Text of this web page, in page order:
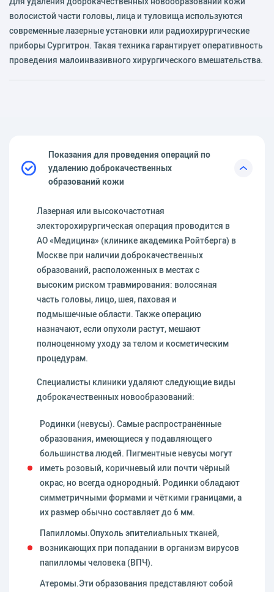
волосистой части головы, лица и туловища используются
современные лазерные установки или радиохирургические
приборы Сургитрон. Такая техника гарантирует оперативность
проведения малоинвазивного хирургического вмешательства.
Показания для проведения операций по
удалению доброкачественных
образований кожи
Лазерная или высокочастотная
электорохирургическая операция проводится в
АО «Медицина» (клинике академика Ройтберга) в
Москве при наличии доброкачественных
образований, расположенных в местах с
высоким риском травмирования: волосяная
часть головы, лицо, шея, паховая и
подмышечные области. Также операцию
назначают, если опухоли растут, мешают
полноценному уходу за телом и косметическим
процедурам.
Специалисты клиники удаляют следующие виды
доброкачественных новообразований:
Родинки (невусы). Самые распространённые
образования, имеющиеся у подавляющего
большинства людей. Пигментные невусы могут
иметь розовый, коричневый или почти чёрный
окрас, но всегда однородный. Родинки обладают
симметричными формами и чёткими границами, а
их размер обычно составляет до 6 мм.
Папилломы.Опухоль эпителиальных тканей,
возникающих при попадании в организм вирусов
папилломы человека (ВПЧ).
Атеромы.Эти образования представляют собой